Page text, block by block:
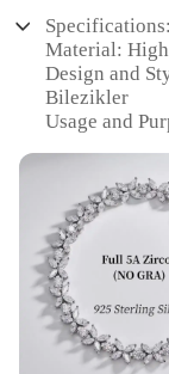
Specifications:
Material:
Design and
Bilezikler
Usage and
Shape or
Sets for a
Performance
Crystals
Parts and
Accessories
Features:
**Elegant